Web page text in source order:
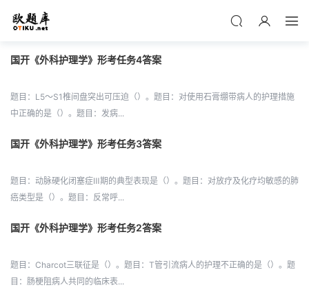
国开《外科护理学》形考任务4答案
题目：L5～S1椎间盘突出可压迫（）。题目：对使用石膏绷带病人的护理措施
中正确的是（）。题目：发病...
国开《外科护理学》形考任务3答案
题目：动脉硬化闭塞症Ⅲ期的典型表现是（）。题目：对放疗及化疗均敏感的肺
癌类型是（）。题目：反常呼...
国开《外科护理学》形考任务2答案
题目：Charcot三联征是（）。题目：T管引流病人的护理不正确的是（）。题
目：肠梗阻病人共同的临床表...